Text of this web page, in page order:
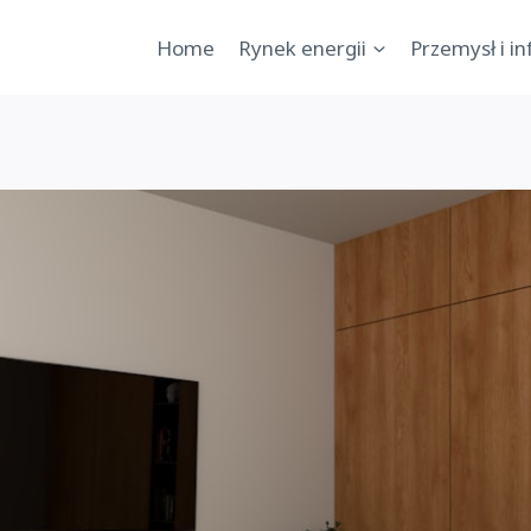
Home Rynek energii Przemysł i